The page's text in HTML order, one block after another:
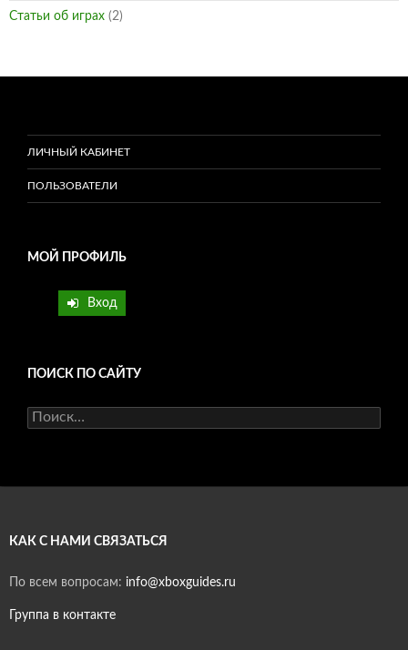
Статьи об играх (2)
ЛИЧНЫЙ КАБИНЕТ
ПОЛЬЗОВАТЕЛИ
МОЙ ПРОФИЛЬ
Вход
ПОИСК ПО САЙТУ
Найти:
КАК С НАМИ СВЯЗАТЬСЯ
По всем вопросам: info@xboxguides.ru
Группа в контакте